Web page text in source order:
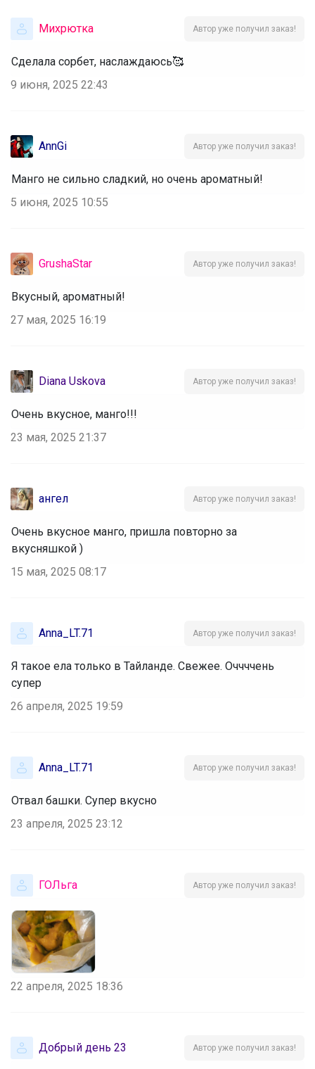
Михрютка Автор уже получил заказ!
Сделала сорбет, наслаждаюсь🥰
9 июня, 2025 22:43
AnnGi Автор уже получил заказ!
Манго не сильно сладкий, но очень ароматный!
5 июня, 2025 10:55
GrushaStar Автор уже получил заказ!
Вкусный, ароматный!
27 мая, 2025 16:19
Diana Uskova Автор уже получил заказ!
Очень вкусное, манго!!!
23 мая, 2025 21:37
ангел Автор уже получил заказ!
Очень вкусное манго, пришла повторно за
вкусняшкой )
15 мая, 2025 08:17
Anna_LT.71 Автор уже получил заказ!
Я такое ела только в Тайланде. Свежее. Оччччень
супер
26 апреля, 2025 19:59
Anna_LT.71 Автор уже получил заказ!
Отвал башки. Супер вкусно
23 апреля, 2025 23:12
ГОЛьга Автор уже получил заказ!
22 апреля, 2025 18:36
Добрый день 23 Автор уже получил заказ!